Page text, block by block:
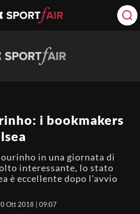
i bookmakers
in una giornata di
interessante, lo stato
è eccellente dopo l'avvio
Ott 2018 | 09:07